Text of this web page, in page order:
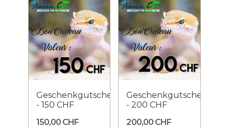
Geschenkgutschein
- 150 CHF
150,00 CHF
Geschenkgutschein
- 200 CHF
200,00 CHF